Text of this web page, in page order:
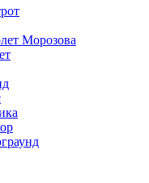
Морозова